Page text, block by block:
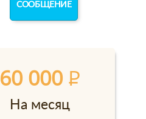
СООБЩЕНИЕ
60 000P
На месяц